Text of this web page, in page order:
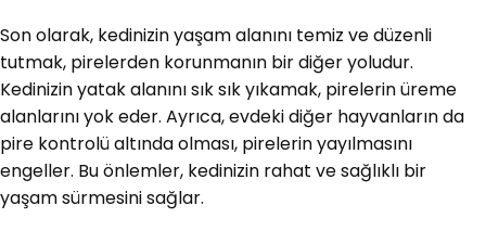
Son olarak, kedinizin yaşam alanını temiz ve düzenli
tutmak, pirelerden korunmanın bir diğer yoludur.
Kedinizin yatak alanını sık sık yıkamak, pirelerin üreme
alanlarını yok eder. Ayrıca, evdeki diğer hayvanların da
pire kontrolü altında olması, pirelerin yayılmasını
engeller. Bu önlemler, kedinizin rahat ve sağlıklı bir
yaşam sürmesini sağlar.